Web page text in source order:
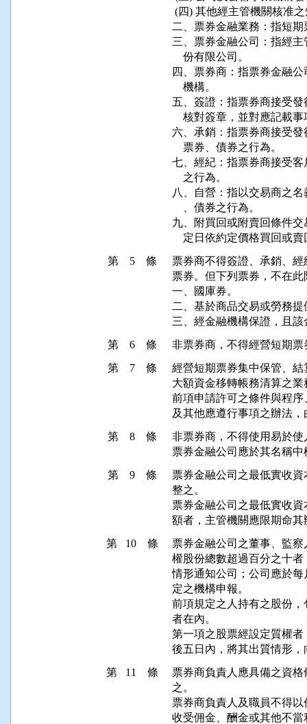
(四) 其他經主管機關核准
二、票券金融業務：指短
三、票券金融公司：指經
    份有限公司。
四、票券商：指票券金融
    機構。
五、簽證：指票券商接受
核對簽章，並對應記載
六、承銷：指票券商接受
    票券、債券之行為。
七、經紀：指票券商接受
    之行為。
八、自營：指以交易商之
    、債券之行為。
九、附買回或附賣回條件
定日依約定價格買回或
第 5 條
票券商不得簽證、承銷、
票券。但下列票券，不在此
一、國庫券。
二、基於商品交易或勞務
三、經金融機構保證，且
第 6 條
非票券商，不得經營短期
第 7 條
經營短期票券集中保管、
大額資金移轉帳務清算之
前項申請許可之條件與程
及其他應遵行事項之辦法
第 8 條
非票券商，不得使用易於
票券金融公司應於其名稱
第 9 條
票券金融公司之最低實收
整之。
票券金融公司之最低實收
額者，主管機關應限期命
第 10 條
票券金融公司之董事、監
權股份總數超過百分之十
情形通知公司；公司應於
定之機構申報。
前項規定之人持有之股份
者在內。
第一項之股票經設定質權
後五日內，將其出質情形
第 11 條
票券商負責人應具備之資
之。
票券商負責人及職員不得
收受佣金、酬金或其他不當